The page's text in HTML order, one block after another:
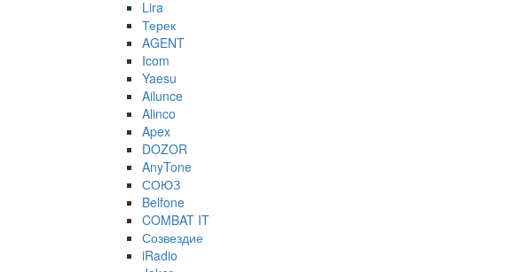
Lira
Терек
AGENT
Icom
Yaesu
Ailunce
Alinco
Apex
DOZOR
AnyTone
СОЮЗ
Belfone
COMBAT IT
Созвездие
iRadio